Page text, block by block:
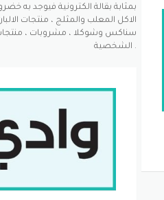
بمثابة بقالة الكترونية فيوجد به
الاكل المعلب والمثلج ، منتجات
سناكس وشوكلا ، مشروبات ، منتجات
الشخصية .